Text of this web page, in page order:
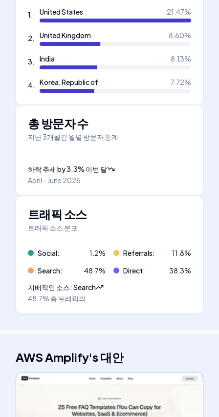
1. United States 21.47%
2. United Kingdom 8.60%
3. India 8.13%
4. Korea, Republic of 7.72%
총 방문자 수
지난 3개월간 월별 방문자 통계
하락 추세 by3.3% 이번 달
April - June 2026
트래픽 소스
트래픽 소스 분포
Social: 1.2% Referrals: 11.8%
Search: 48.7% Direct: 38.3%
지배적인 소스:Search
48.7% 총 트래픽의
AWS Amplify's대안